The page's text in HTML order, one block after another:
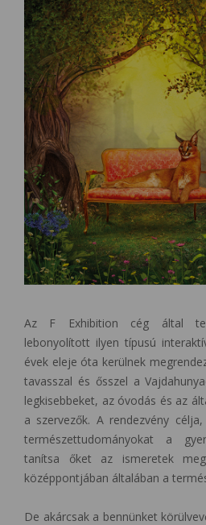
Az F Exhibition cég által
lebonyolított ilyen típusú
évek eleje óta kerülnek
tavasszal és ősszel a
legkisebbeket, az óvodás és az
a szervezők. A rendezvény
természettudományokat a
tanítsa őket az ismeretek
középpontjában általában a
De akárcsak a bennünket